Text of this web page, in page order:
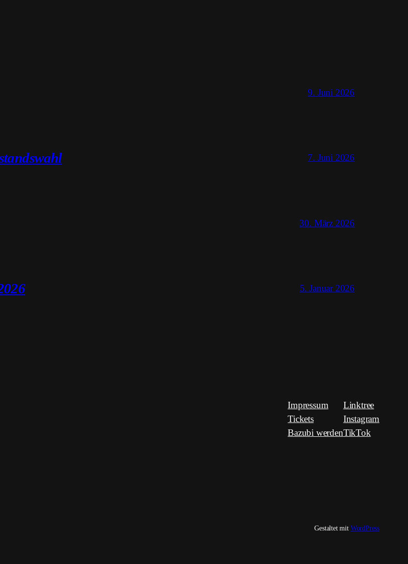
9. Juni 2026
7. Juni 2026
30. März 2026
5. Januar 2026
Impressum
Tickets
Bazubi werden
Linktree
Instagram
TikTok
Gestaltet mit WordPress